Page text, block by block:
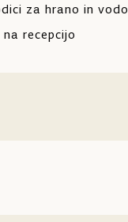
za hrano in vodo
recepcijo